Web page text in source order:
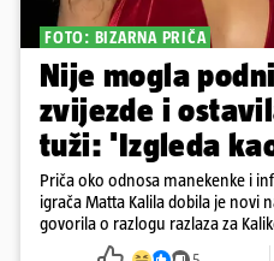
FOTO: BIZARNA PRIČA
Nije mogla
zvijezde i
tuži: 'Izgleda
Priča oko odnosa manekenke i
igrača Matta Kalila dobila je novi
govorila o razlogu razlaza za
prešla granicu dobrog ukusa